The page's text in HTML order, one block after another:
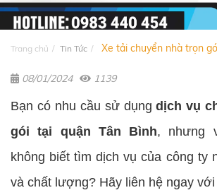
Trang chủ Tin Tức Xe tải chuyển nhà trọn
08/01/2024 1139
Bạn có nhu cầu sử dụngdịch vụ
gói tại quận Tân Bình, nhưng
không biết tìm dịch vụ của công ty
và chất lượng? Hãy liên hệ ngay với